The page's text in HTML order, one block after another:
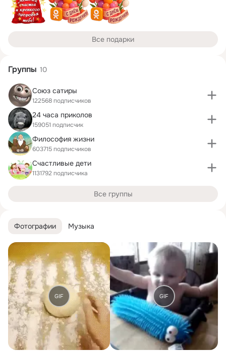
Фотографии Музыка
GIF GIF
Все подарки
Группы 10
Союз сатиры
122568 подписчиков
24 часа приколов
159051 подписчик
Философия жизни
603715 подписчиков
Счастливые дети
1131792 подписчика
Все группы